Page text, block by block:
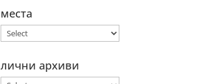
места
лични архиви